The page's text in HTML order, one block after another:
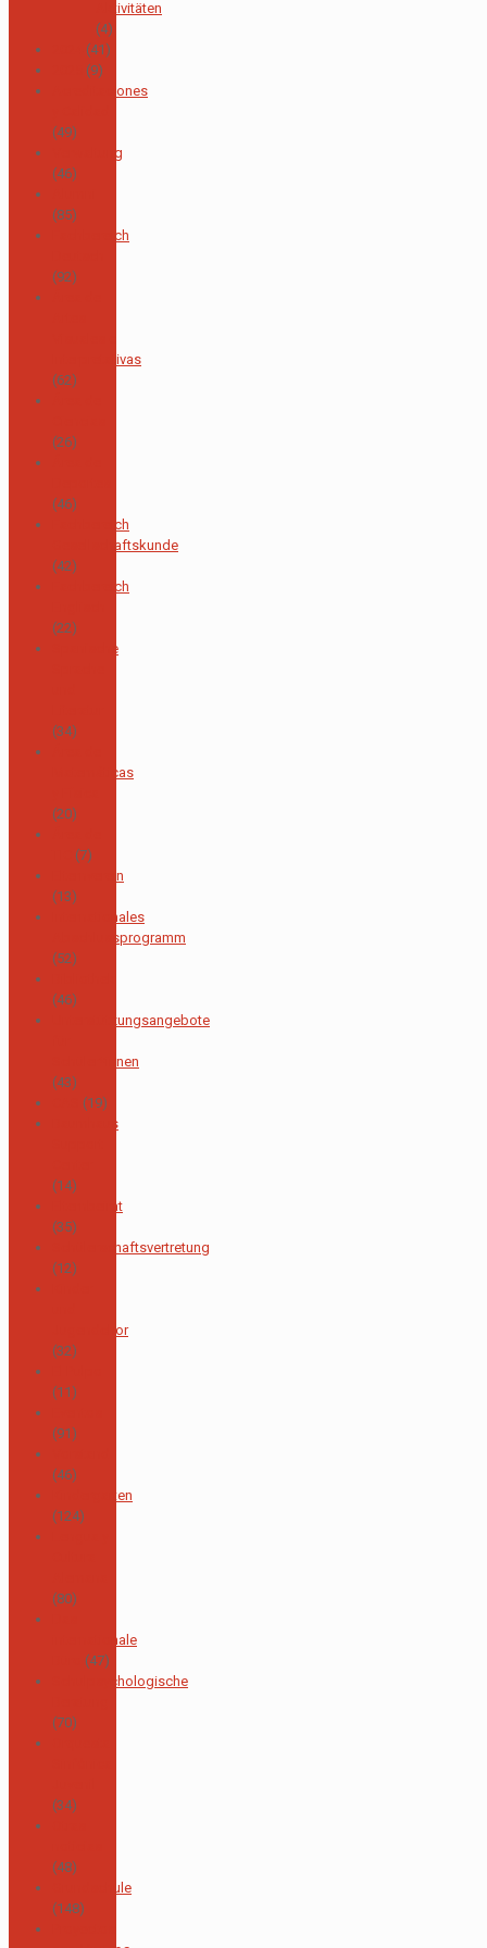
Aktivitäten
(4)
(41)
(9)
Acreditaciones
(49)
Verwaltung
(46)
(85)
Fachbereich
(92)
Interpretativas
(62)
(26)
(46)
Fachbereich
Gesellschaftskunde
(42)
Fachbereich
(22)
Spanische
(34)
Matemáticas
(20)
(7)
Elternverein
(13)
Internationales
Abschlussprogramm
(52)
(46)
Unterstützungsangebote
Schüler*innen
(43)
(19)
Baumhaus
(14)
Elternbeirat
(35)
Schülerschaftsvertretung
(12)
Jugendchor
(32)
(11)
(91)
(46)
Kindergarten
(124)
(80)
internationale
(47)
Schulpsychologische
(70)
(34)
(48)
Grundschule
(148)